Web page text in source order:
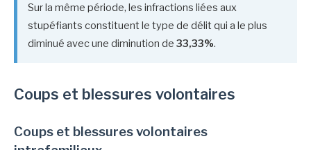
Sur la même période, les infractions liées aux
stupéfiants constituent le type de délit qui a le plus
diminué avec une diminution de 33,33%.
Coups et blessures volontaires
Coups et blessures volontaires